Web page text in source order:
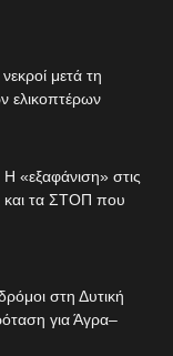
μετά τη
ελικοπτέρων
«εξαφάνιση» στις
και τα ΣΤΟΠ που
στη Δυτική
για Άγρα–